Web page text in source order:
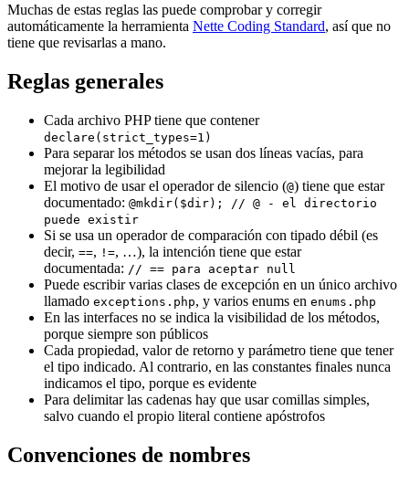
Muchas de estas reglas las puede comprobar y corregir
automáticamente la herramienta Nette Coding Standard, así que no
tiene que revisarlas a mano.
Reglas generales
Cada archivo PHP tiene que contener
declare(strict_types=1)
Para separar los métodos se usan dos líneas vacías, para
mejorar la legibilidad
El motivo de usar el operador de silencio (@) tiene que estar
documentado: @mkdir($dir); // @ - el directorio
puede existir
Si se usa un operador de comparación con tipado débil (es
decir, ==, !=, …), la intención tiene que estar
documentada: // == para aceptar null
Puede escribir varias clases de excepción en un único archivo
llamado exceptions.php, y varios enums en enums.php
En las interfaces no se indica la visibilidad de los métodos,
porque siempre son públicos
Cada propiedad, valor de retorno y parámetro tiene que tener
el tipo indicado. Al contrario, en las constantes finales nunca
indicamos el tipo, porque es evidente
Para delimitar las cadenas hay que usar comillas simples,
salvo cuando el propio literal contiene apóstrofos
Convenciones de nombres